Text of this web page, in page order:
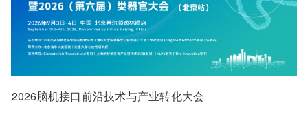
2026脑机接口前沿技术与产业转化大会